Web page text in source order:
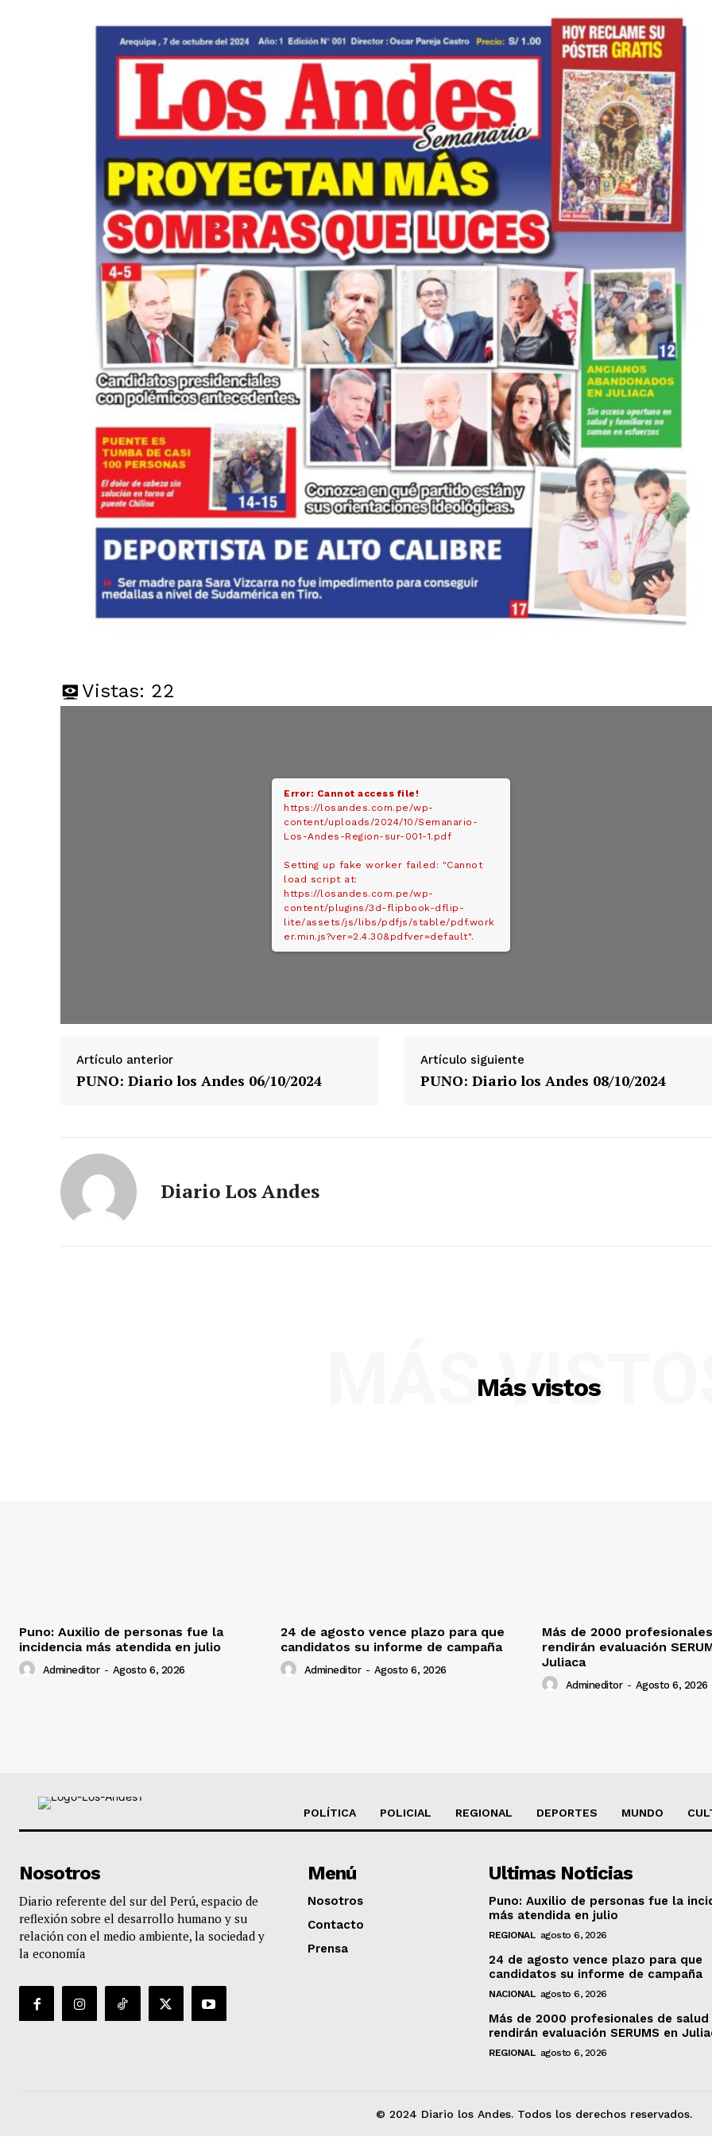
Contacto
Vistas: 22
Error: Cannot access file!
https://losandes.com.pe/wp-
content/uploads/2024/10/Semanario-
Los-Andes-Region-sur-001-1.pdf
Setting up fake worker failed: "Cannot
load script at:
https://losandes.com.pe/wp-
content/plugins/3d-flipbook-dflip-
lite/assets/js/libs/pdfjs/stable/pdf.work
er.min.js?ver=2.4.30&pdfver=default".
Artículo anterior
PUNO: Diario los Andes 06/10/2024
Artículo siguiente
PUNO: Diario los Andes 08/10/2024
Diario Los Andes
Más vistos
MÁS
Puno: Auxilio de personas fue la
incidencia más atendida en julio
Admineditor - Agosto 6, 2026
24 de agosto vence plazo para que
candidatos su informe de campaña
Admineditor - Agosto 6, 2026
Más de 2000
rendirán evaluación
Juliaca
Admineditor - Agosto 6, 2026
POLÍTICA POLICIAL REGIONAL DEPORTES MUNDO
Nosotros
Diario referente del sur del Perú, espacio de
reflexión sobre el desarrollo humano y su
relación con el medio ambiente, la sociedad y
la economía
Menú
Nosotros
Contacto
Prensa
Ultimas Noticias
Puno: Auxilio de personas fue la
más atendida en julio
REGIONAL agosto 6, 2026
24 de agosto vence plazo para que
candidatos su informe de campaña
NACIONAL agosto 6, 2026
Más de 2000 profesionales de salud
rendirán evaluación SERUMS en
REGIONAL agosto 6, 2026
© 2024 Diario los Andes. Todos los derechos reservados.